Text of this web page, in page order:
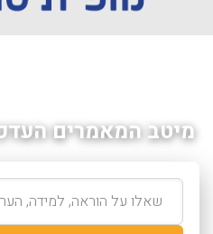
מיטב המאמרים